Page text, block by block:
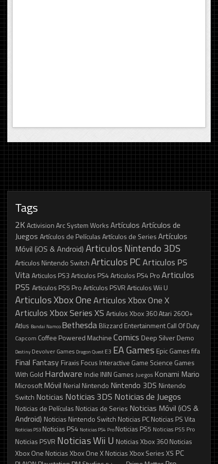
Tags
2KActivisionArc System WorksArtículos Artículos de
Juegos Artículos de PelículasArtículos de SeriesArtículos
Móvil (iOS & Android) Articulos Nintendo 3DS
Articulos Nintendo SwitchArticulos PCArticulos PS
VitaArticulos PS3Articulos PS4Articulos PS4 ProArticulos
PS5 Articulos PS5 ProArtículos PSVRArticulos Wii U
Articulos Xbox OneArticulos Xbox One X
Articulos Xbox Series XS Artiulos Xbox 360Atari 2600+
Atlus Bandai Namco Bethesda Blizzard EntertainmentCall Of Duty
Capcom Coffee Powered MachineComics Deep SilverDemo
Destiny Devolver Games Dragon Quest E3 EA Games Epic Gamesfifa
Final Fantasy Firaxis Focus Interactive Game Science Games
With Gold Hardware Indie ININ Games Juegos Konami Mario
MicrosoftMóvil Nerial Nintendo Nintendo 3DS Nintendo
Switch Noticias Noticias 3DS Noticias de Juegos
Noticias de Películas Noticias de Series Noticias Móvil (iOS &
Android) Noticias Nintendo Switch Noticias PCNoticias PS Vita
Noticias PS3 Noticias PS4 Noticias PS4 Pro Noticias PS5 Noticias PS5 Pro
Noticias PSVR Noticias Wii U Noticias Xbox 360Noticias
Xbox One Noticias Xbox One XNoticias Xbox Series XS PC